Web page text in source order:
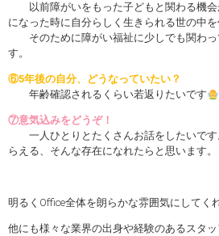
以前障がいをもった子どもと関わる機会
になった時に自分らしく生きられる世の中を
そのために障がい福祉に少しでも関わっ
す。
⑥5年後の自分、どうなっていたい？
年齢確認されるくらい若返りたいです
⑦意気込みをどうぞ！
一人ひとりとたくさんお話をしたいです
らえる、そんな存在になれたらと思います。
明るくOffice全体を朗らかな雰囲気にしてく
他にも様々な業界の出身や経験のあるスタッ